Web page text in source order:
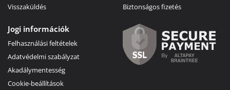
Visszaküldés
Biztonságos fizetés
Jogi információk
Felhasználási feltételek
Adatvédelmi szabályzat
Akadálymentesség
Cookie-beállítások